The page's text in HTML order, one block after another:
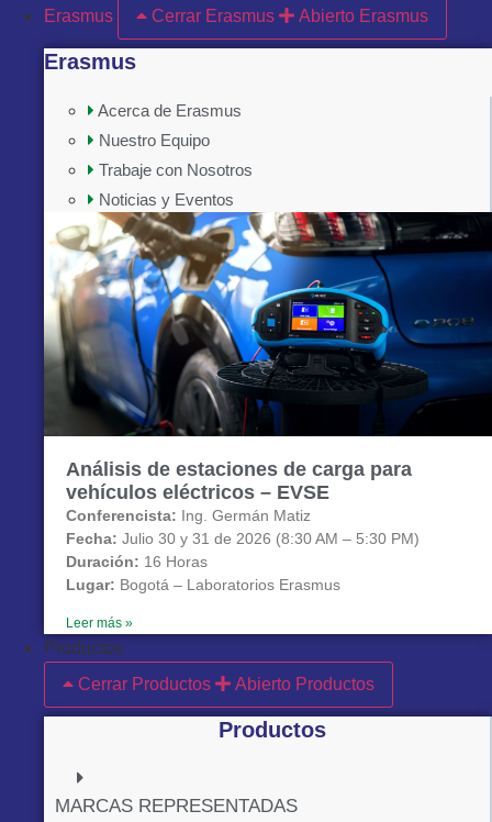
Erasmus Cerrar Erasmus Abierto Erasmus
Erasmus
Acerca de Erasmus
Nuestro Equipo
Trabaje con Nosotros
Noticias y Eventos
Análisis de estaciones de carga para
vehículos eléctricos – EVSE
Conferencista: Ing. Germán Matiz
Fecha: Julio 30 y 31 de 2026 (8:30 AM – 5:30 PM)
Duración: 16 Horas
Lugar: Bogotá – Laboratorios Erasmus
Leer más »
Productos
Cerrar Productos
Abierto Productos
Productos
MARCAS REPRESENTADAS